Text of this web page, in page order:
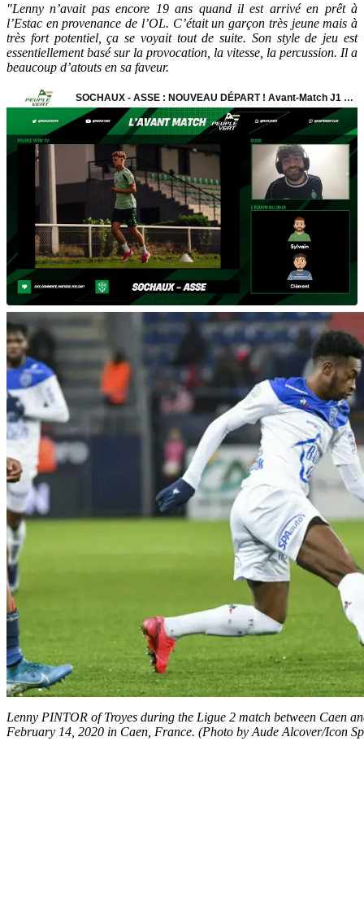
"Lenny n’avait pas encore 19 ans quand il est arrivé en prêt à
l’Estac en provenance de l’OL. C’était un garçon très jeune mais à
très fort potentiel, ça se voyait tout de suite. Son style de jeu est
essentiellement basé sur la provocation, la vitesse, la percussion. Il a
beaucoup d’atouts en sa faveur.
Lenny PINTOR of Troyes during the Ligue 2 match between Caen
February 14, 2020 in Caen, France. (Photo by Aude Alcover/Icon